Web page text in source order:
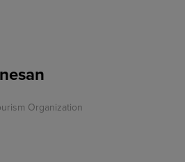
Organization